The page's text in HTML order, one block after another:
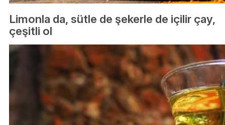
Limonla da, sütle de şekerle de içilir çay,
çeşitli ol